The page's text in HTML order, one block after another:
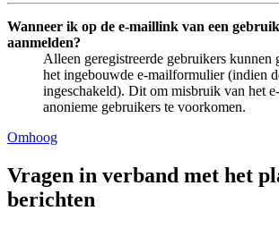
Wanneer ik op de e-maillink van een
aanmelden?
Alleen geregistreerde gebruikers kunnen
het ingebouwde e-mailformulier (indien
ingeschakeld). Dit om misbruik van het
anonieme gebruikers te voorkomen.
Omhoog
Vragen in verband met het
berichten